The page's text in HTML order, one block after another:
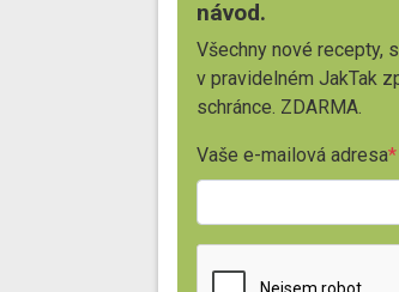
návod.
Všechny nové recepty,
v pravidelném JakTak
schránce. ZDARMA.
Vaše e-mailová adresa